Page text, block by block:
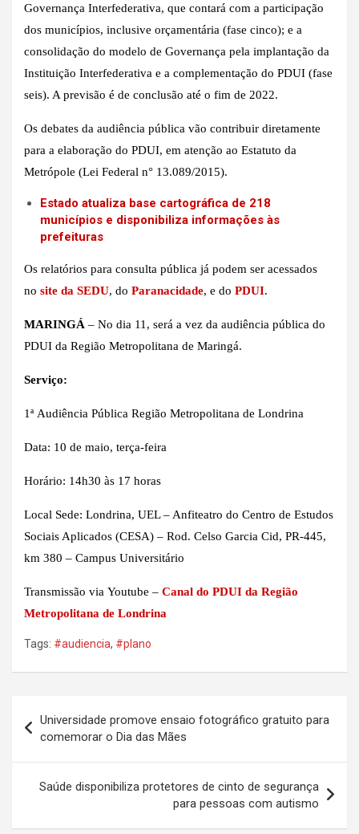
Governança Interfederativa, que contará com a participação
dos municípios, inclusive orçamentária (fase cinco); e a
consolidação do modelo de Governança pela implantação da
Instituição Interfederativa e a complementação do PDUI (fase
seis). A previsão é de conclusão até o fim de 2022.
Os debates da audiência pública vão contribuir diretamente
para a elaboração do PDUI, em atenção ao Estatuto da
Metrópole (Lei Federal n° 13.089/2015).
Estado atualiza base cartográfica de 218
municípios e disponibiliza informações às
prefeituras
Os relatórios para consulta pública já podem ser acessados
no site da SEDU, do Paranacidade, e do PDUI.
MARINGÁ – No dia 11, será a vez da audiência pública do
PDUI da Região Metropolitana de Maringá.
Serviço:
1ª Audiência Pública Região Metropolitana de Londrina
Data: 10 de maio, terça-feira
Horário: 14h30 às 17 horas
Local Sede: Londrina, UEL – Anfiteatro do Centro de Estudos
Sociais Aplicados (CESA) – Rod. Celso Garcia Cid, PR-445,
km 380 – Campus Universitário
Transmissão via Youtube – Canal do PDUI da Região
Metropolitana de Londrina
Tags: #audiencia, #plano
de
Post
Universidade promove ensaio fotográfico gratuito para
comemorar o Dia das Mães
Saúde disponibiliza protetores de cinto de segurança
para pessoas com autismo